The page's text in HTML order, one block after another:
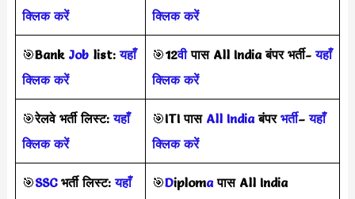
क्लिक करें
क्लिक करें
🎯Bank Joblist: यहाँ
क्लिक करें
🎯12वीपास All India बंपर भर्ती- यहाँ
क्लिक करें
🎯रेलवे भर्ती लिस्ट: यहाँ
क्लिक करें
🎯ITI पास All Indiaबंपर भर्ती– यहाँ
क्लिक करें
🎯SSCभर्ती लिस्ट: यहाँ
🎯Diplomaपास All India